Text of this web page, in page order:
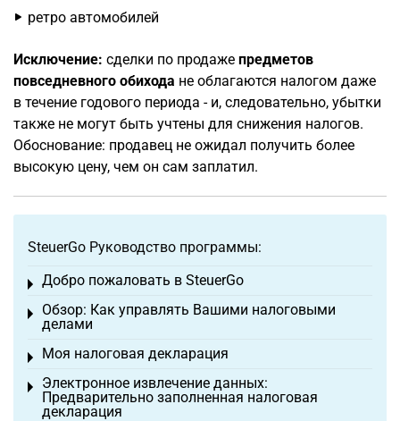
ретро автомобилей
Исключение: сделки по продаже предметов
повседневного обихода не облагаются налогом даже
в течение годового периода - и, следовательно, убытки
также не могут быть учтены для снижения налогов.
Обоснование: продавец не ожидал получить более
высокую цену, чем он сам заплатил.
SteuerGo Руководство программы:
Добро пожаловать в SteuerGo
Toggle menu
Обзор: Как управлять Вашими налоговыми
делами
Toggle menu
Моя налоговая декларация
Toggle menu
Электронное извлечение данных:
Предварительно заполненная налоговая
декларация
Toggle menu